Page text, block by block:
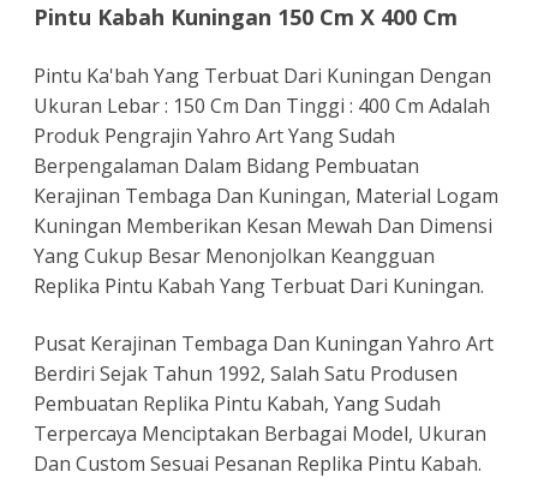
Pintu Kabah Kuningan 150 Cm X 400 Cm
Pintu Ka'bah Yang Terbuat Dari Kuningan Dengan
Ukuran Lebar : 150 Cm Dan Tinggi : 400 Cm Adalah
Produk Pengrajin Yahro Art Yang Sudah
Berpengalaman Dalam Bidang Pembuatan
Kerajinan Tembaga Dan Kuningan, Material Logam
Kuningan Memberikan Kesan Mewah Dan Dimensi
Yang Cukup Besar Menonjolkan Keangguan
Replika Pintu Kabah Yang Terbuat Dari Kuningan.
Pusat Kerajinan Tembaga Dan Kuningan Yahro Art
Berdiri Sejak Tahun 1992, Salah Satu Produsen
Pembuatan Replika Pintu Kabah, Yang Sudah
Terpercaya Menciptakan Berbagai Model, Ukuran
Dan Custom Sesuai Pesanan Replika Pintu Kabah.